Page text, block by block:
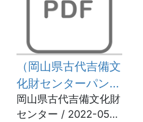
（岡山県古代吉備文
化財センターパンフ
レット）発掘！南山
城跡
岡山県古代吉備文化財
センター / 2022-05-